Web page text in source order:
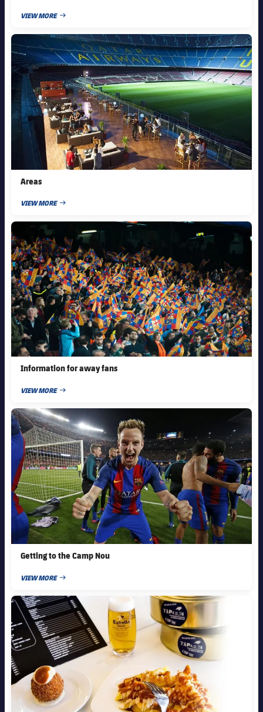
結果
順位表
スケジュール
チケット
結果
順位表
VIEW MORE
PUBLISHED NEWS
FC Barcelona club badge
Areas
VIEW MORE
PUBLISHED NEWS
FC Barcelona club badge
Information for away fans
VIEW MORE
PUBLISHED NEWS
FC Barcelona club badge
Getting to the Camp Nou
VIEW MORE
PUBLISHED NEWS
FC Barcelona club badge